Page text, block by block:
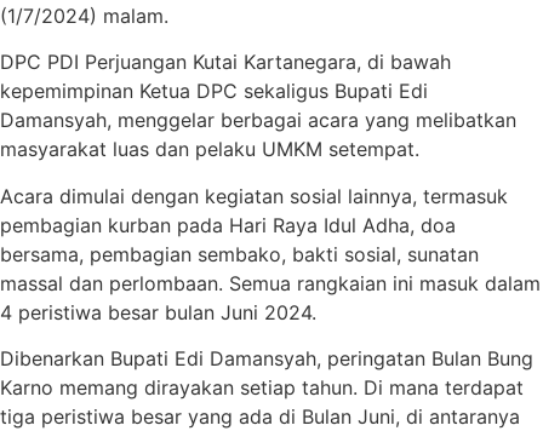
(1/7/2024) malam.
DPC PDI Perjuangan Kutai Kartanegara, di bawah
kepemimpinan Ketua DPC sekaligus Bupati Edi
Damansyah, menggelar berbagai acara yang melibatkan
masyarakat luas dan pelaku UMKM setempat.
Acara dimulai dengan kegiatan sosial lainnya, termasuk
pembagian kurban pada Hari Raya Idul Adha, doa
bersama, pembagian sembako, bakti sosial, sunatan
massal dan perlombaan. Semua rangkaian ini masuk dalam
4 peristiwa besar bulan Juni 2024.
Dibenarkan Bupati Edi Damansyah, peringatan Bulan Bung
Karno memang dirayakan setiap tahun. Di mana terdapat
tiga peristiwa besar yang ada di Bulan Juni, di antaranya